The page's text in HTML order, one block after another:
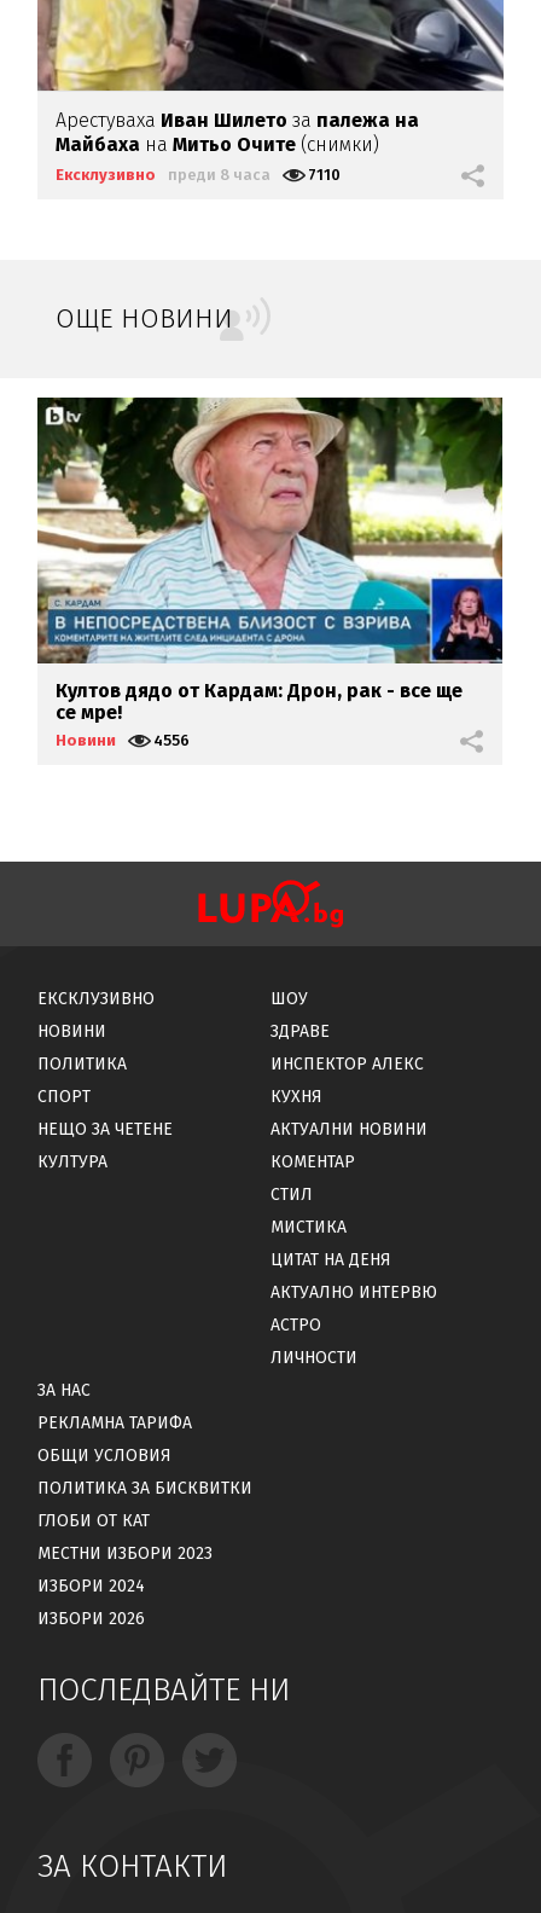
Арестуваха Иван Шилетоза палежа на
Майбаха наМитьо Очите (снимки)
Ексклузивно преди 8 часа 7110
ОЩЕ НОВИНИ
Култов дядо от Кардам: Дрон, рак - все ще
се мре!
Новини 4556
ЕКСКЛУЗИВНО
НОВИНИ
ПОЛИТИКА
СПОРТ
НЕЩО ЗА ЧЕТЕНЕ
КУЛТУРА
ШОУ
ЗДРАВЕ
ИНСПЕКТОР АЛЕКС
КУХНЯ
АКТУАЛНИ НОВИНИ
КОМЕНТАР
СТИЛ
МИСТИКА
ЦИТАТ НА ДЕНЯ
АКТУАЛНО ИНТЕРВЮ
АСТРО
ЛИЧНОСТИ
ЗА НАС
РЕКЛАМНА ТАРИФА
ОБЩИ УСЛОВИЯ
ПОЛИТИКА ЗА БИСКВИТКИ
ГЛОБИ ОТ КАТ
МЕСТНИ ИЗБОРИ 2023
ИЗБОРИ 2024
ИЗБОРИ 2026
ПОСЛЕДВАЙТЕ НИ
ЗА КОНТАКТИ